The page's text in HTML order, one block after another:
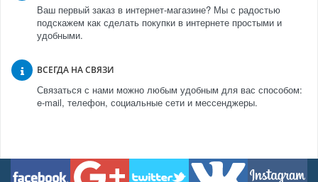
Ваш первый заказ в интернет-магазине? Мы с радостью
подскажем как сделать покупки в интернете простыми и
удобными.
ВСЕГДА НА СВЯЗИ
Связаться с нами можно любым удобным для вас способом:
e-mail, телефон, социальные сети и мессенджеры.